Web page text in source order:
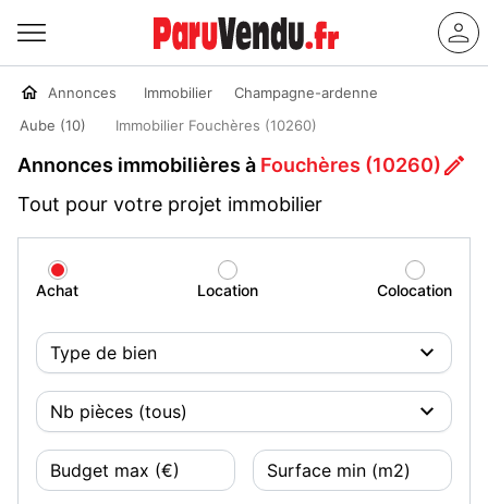
Annonces Immobilier
Champagne-ardenne
Aube (10)
Immobilier Fouchères (10260)
Annonces immobilières à Fouchères (10260)
Tout pour votre projet immobilier
Achat Location Colocation